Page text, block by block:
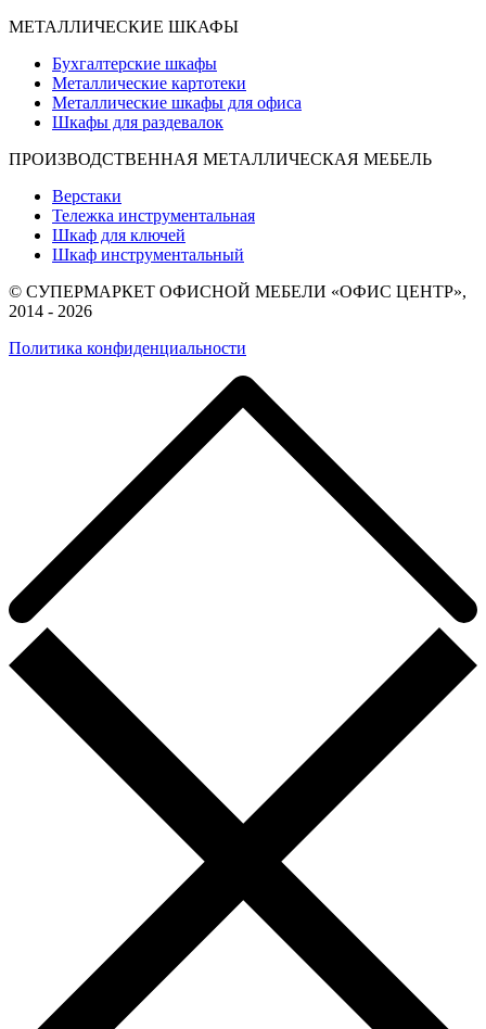
МЕТАЛЛИЧЕСКИЕ ШКАФЫ
Бухгалтерские шкафы
Металлические картотеки
Металлические шкафы для офиса
Шкафы для раздевалок
ПРОИЗВОДСТВЕННАЯ МЕТАЛЛИЧЕСКАЯ МЕБЕЛЬ
Верстаки
Тележка инструментальная
Шкаф для ключей
Шкаф инструментальный
© СУПЕРМАРКЕТ ОФИСНОЙ МЕБЕЛИ «ОФИС ЦЕНТР»,
2014 - 2026
Политика конфиденциальности